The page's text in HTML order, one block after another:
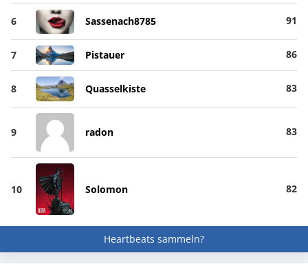
6 Sassenach8785 91
7 Pistauer 86
8 Quasselkiste 83
9 radon 83
10 Solomon 82
Heartbeats sammeln?